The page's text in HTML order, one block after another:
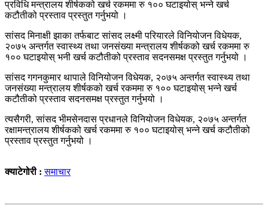
प्रविधि मन्त्रालय शीर्षकको खर्च रकममा रु १०० घटाइयोस् भन्ने खर्च
कटौतीको प्रस्ताव प्रस्तुत गर्नुभयो ।
सांसद मिनाक्षी झाका तर्फबाट सांसद लक्ष्मी परियारले विनियोजन विधेयक,
२०७५ अन्तर्गत स्वास्थ्य तथा जनसंख्या मन्त्रालय शीर्षकको खर्च रकममा रु
१०० घटाइयोस् भनी खर्च कटौतीको प्रस्ताव सदनसमक्ष प्रस्तुत गर्नुभयो ।
सांसद गगनकुमार थापाले विनियोजन विधेयक, २०७५ अन्तर्गत स्वास्थ्य तथा
जनसंख्या मन्त्रालय शीर्षकको खर्च रकममा रु १०० घटाइयोस् भन्ने खर्च
कटौतीको प्रस्ताव सदनसमक्ष प्रस्तुत गर्नुभयो ।
त्यसैगरी, सांसद भीमसेनदास प्रधानले विनियोजन विधेयक, २०७५ अन्तर्गत
रक्षामन्त्रालय शीर्षकको खर्च रकममा रु १०० घटाइयोस् भन्ने खर्च कटौतीको
प्रस्ताव प्रस्तुत गर्नुभयो ।
क्याटेगोरी :समाचार